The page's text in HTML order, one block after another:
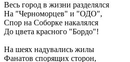
Весь город в жизни разделялся
На "Черноморцев" и "ОДО",
Спор на Соборке накалялся
До цвета красного "Бордо"!
На шеях надувались жилы
Фанатов спорящих сторон,